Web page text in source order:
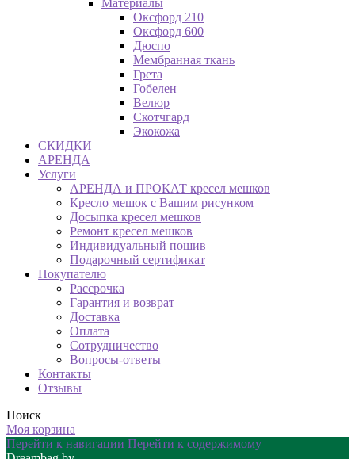
Материалы
Оксфорд 210
Оксфорд 600
Дюспо
Мембранная ткань
Грета
Гобелен
Велюр
Скотчгард
Экокожа
СКИДКИ
АРЕНДА
Услуги
АРЕНДА и ПРОКАТ кресел мешков
Кресло мешок с Вашим рисунком
Досыпка кресел мешков
Ремонт кресел мешков
Индивидуальный пошив
Подарочный сертификат
Покупателю
Рассрочка
Гарантия и возврат
Доставка
Оплата
Сотрудничество
Вопросы-ответы
Контакты
Отзывы
Поиск
Моя корзина
Перейти к навигации Перейти к содержимому